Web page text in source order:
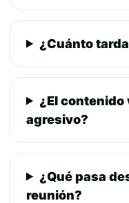
¿Cuánto
¿El
agresivo?
¿Qué pasa
reunión?